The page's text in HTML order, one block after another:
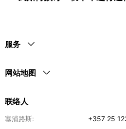
服务
网站地图
联络人
塞浦路斯:
+357 25